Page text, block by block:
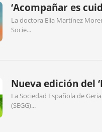
‘Acompañar es
La doctora Elia Martínez
Socie...
Nueva edición del
La Sociedad Española de
(SEGG)...